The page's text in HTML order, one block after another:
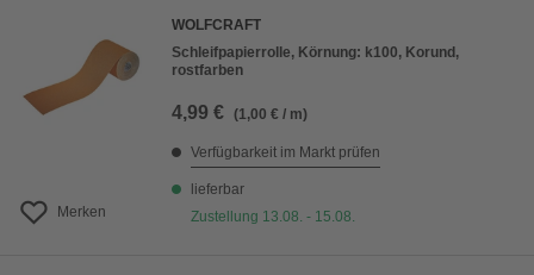
Merken
WOLFCRAFT
Schleifpapierrolle, Körnung: k100, Korund,
rostfarben
4,99 € (1,00 € / m)
Verfügbarkeit im Markt prüfen
lieferbar
Zustellung 13.08. - 15.08.